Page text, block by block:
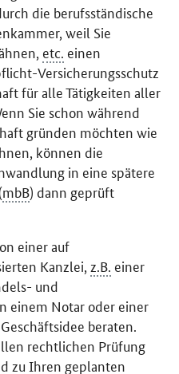
die berufsständische
weil Sie
etc. einen
Versicherungsschutz
für alle Tätigkeiten aller
Sie schon während
gründen möchten wie
können die
in eine spätere
mbB) dann geprüft
einer auf
Kanzlei, z.B. einer
und
einem Notar oder einer
beraten.
rechtlichen Prüfung
zu Ihren geplanten